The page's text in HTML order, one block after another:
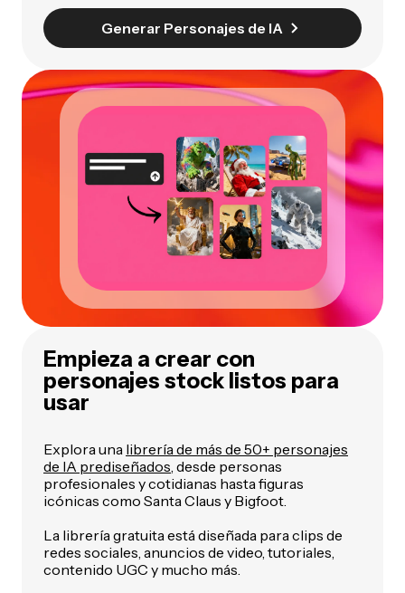
Generar Personajes de IA
Empieza a crear con
personajes stock listos para
usar
Explora una librería de más de 50+ personajes
de IA prediseñados , desde personas
profesionales y cotidianas hasta figuras
icónicas como Santa Claus y Bigfoot.
La librería gratuita está diseñada para clips de
redes sociales, anuncios de video, tutoriales,
contenido UGC y mucho más.